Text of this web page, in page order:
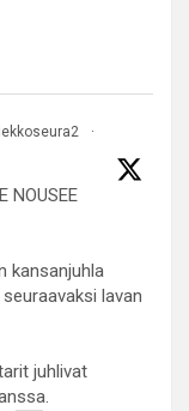
·
NOUSEE
kansanjuhla
lavan
juhlivat